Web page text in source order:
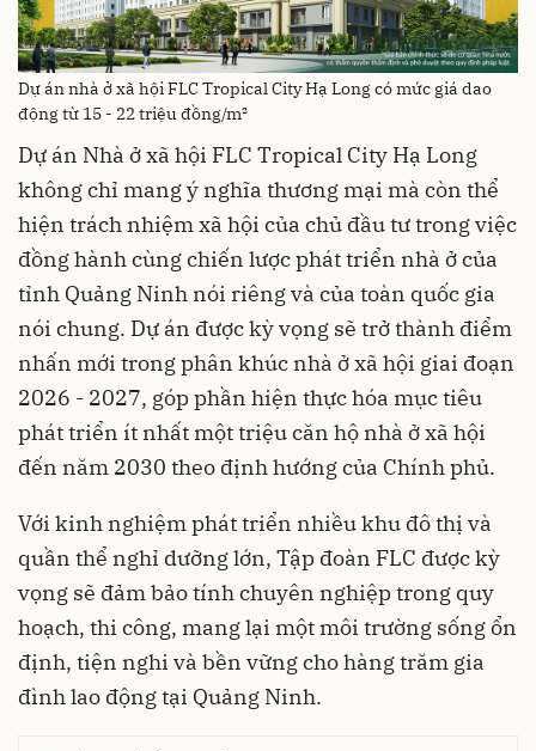
Dự án nhà ở xã hội FLC Tropical City Hạ Long có mức giá dao
động từ 15 - 22 triệu đồng/m²
Dự án Nhà ở xã hội FLC Tropical City Hạ Long
không chỉ mang ý nghĩa thương mại mà còn thể
hiện trách nhiệm xã hội của chủ đầu tư trong việc
đồng hành cùng chiến lược phát triển nhà ở của
tỉnh Quảng Ninh nói riêng và của toàn quốc gia
nói chung. Dự án được kỳ vọng sẽ trở thành điểm
nhấn mới trong phân khúc nhà ở xã hội giai đoạn
2026 - 2027, góp phần hiện thực hóa mục tiêu
phát triển ít nhất một triệu căn hộ nhà ở xã hội
đến năm 2030 theo định hướng của Chính phủ.
Với kinh nghiệm phát triển nhiều khu đô thị và
quần thể nghỉ dưỡng lớn, Tập đoàn FLC được kỳ
vọng sẽ đảm bảo tính chuyên nghiệp trong quy
hoạch, thi công, mang lại một môi trường sống ổn
định, tiện nghi và bền vững cho hàng trăm gia
đình lao động tại Quảng Ninh.